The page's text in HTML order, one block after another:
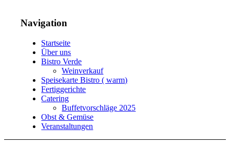
Navigation
Startseite
Über uns
Bistro Verde
Weinverkauf
Speisekarte Bistro ( warm)
Fertiggerichte
Catering
Buffetvorschläge 2025
Obst & Gemüse
Veranstaltungen